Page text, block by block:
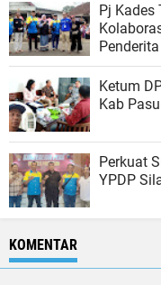
Pj Kades
Ketum
Kab
Perkuat
YPDP
KOMENTAR